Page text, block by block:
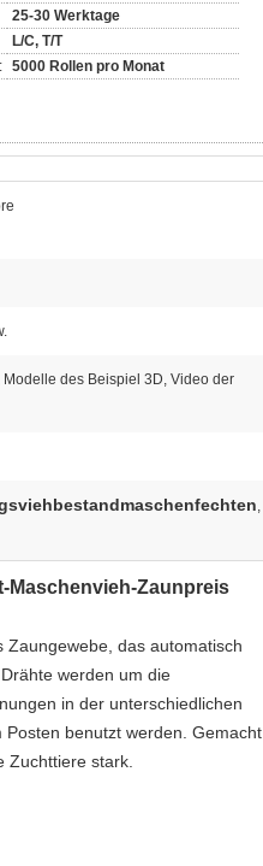
25-30 Werktage
L/C, T/T
5000 Rollen pro Monat
des Beispiel 3D, Video der
,
Maschenvieh-Zaunpreis
das automatisch
werden um die
in der unterschiedlichen
benutzt werden. Gemacht
Zuchttiere stark.